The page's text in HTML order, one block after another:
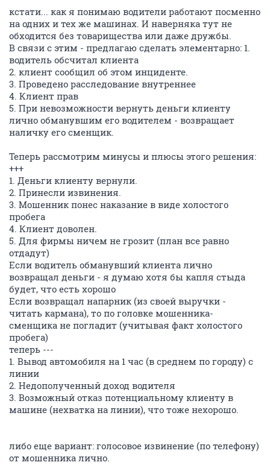
кстати... как я понимаю водители работают посменно
на одних и тех же машинах. И наверняка тут не
обходится без товарищества или даже дружбы.
В связи с этим - предлагаю сделать элементарно: 1.
водитель обсчитал клиента
2. клиент сообщил об этом инциденте.
3. Проведено расследование внутреннее
4. Клиент прав
5. При невозможности вернуть деньги клиенту
лично обманувшим его водителем - возвращает
наличку его сменщик.
Теперь рассмотрим минусы и плюсы этого решения:
+++
1. Деньги клиенту вернули.
2. Принесли извинения.
3. Мошенник понес наказание в виде холостого
пробега
4. Клиент доволен.
5. Для фирмы ничем не грозит (план все равно
отдадут)
Если водитель обманувший клиента лично
возвращал деньги - я думаю хотя бы капля стыда
будет, что есть хорошо
Если возвращал напарник (из своей выручки -
читать кармана), то по головке мошенника-
сменщика не погладит (учитывая факт холостого
пробега)
теперь ---
1. Вывод автомобиля на 1 час (в среднем по городу) с
линии
2. Недополученный доход водителя
3. Возможный отказ потенциальному клиенту в
машине (нехватка на линии), что тоже нехорошо.
либо еще вариант: голосовое извинение (по телефону)
от мошенника лично.